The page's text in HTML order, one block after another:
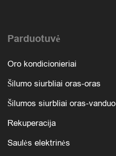
Parduotuvė
Oro kondicionieriai
Šilumo siurbliai oras-oras
Šilumos siurbliai oras-vanduo
Rekuperacija
Saulės elektrinės